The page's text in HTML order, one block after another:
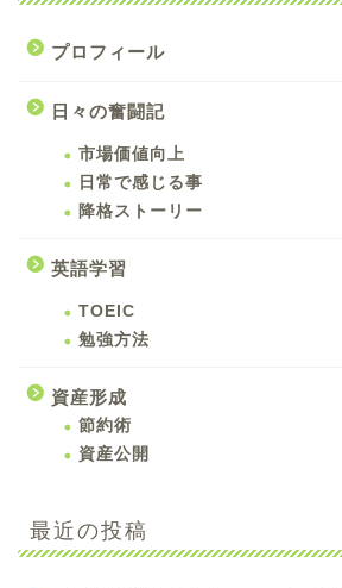
プロフィール
日々の奮闘記
市場価値向上
日常で感じる事
降格ストーリー
英語学習
TOEIC
勉強方法
資産形成
節約術
資産公開
最近の投稿